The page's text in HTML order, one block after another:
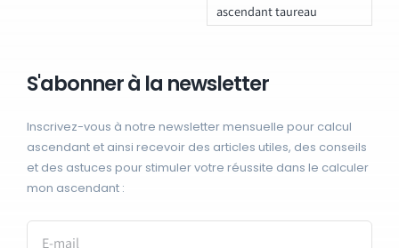
ascendant taureau
S'abonner à la newsletter
Inscrivez-vous à notre newsletter mensuelle pour calcul
ascendant et ainsi recevoir des articles utiles, des conseils
et des astuces pour stimuler votre réussite dans le calculer
mon ascendant :